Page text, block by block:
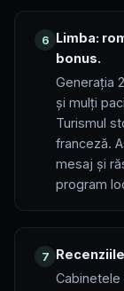
6 Limba:
bonus.
Generația
și mulți
Turismul
franceză.
mesaj și
program
7